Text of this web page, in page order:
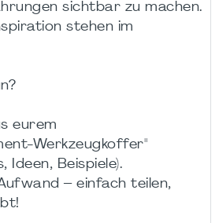
sichtbar zu machen.
stehen im
eurem
Werkzeugkoffer"
Ideen, Beispiele).
– einfach teilen,